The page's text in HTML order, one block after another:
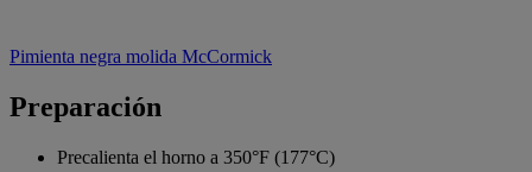
Pimienta negra molida McCormick
Preparación
Precalienta el horno a 350°F (177°C)